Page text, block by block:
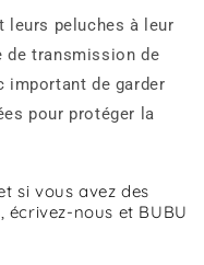
leurs peluches à leur
de transmission de
important de garder
pour protéger la
si vous avez des
nous et BUBU